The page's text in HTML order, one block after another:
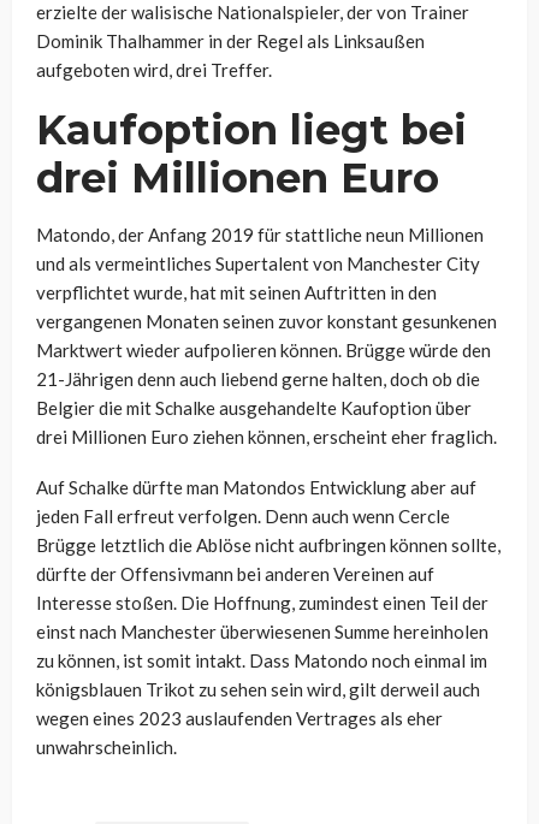
erzielte der walisische Nationalspieler, der von Trainer
Dominik Thalhammer in der Regel als Linksaußen
aufgeboten wird, drei Treffer.
Kaufoption liegt bei
drei Millionen Euro
Matondo, der Anfang 2019 für stattliche neun Millionen
und als vermeintliches Supertalent von Manchester City
verpflichtet wurde, hat mit seinen Auftritten in den
vergangenen Monaten seinen zuvor konstant gesunkenen
Marktwert wieder aufpolieren können. Brügge würde den
21-Jährigen denn auch liebend gerne halten, doch ob die
Belgier die mit Schalke ausgehandelte Kaufoption über
drei Millionen Euro ziehen können, erscheint eher fraglich.
Auf Schalke dürfte man Matondos Entwicklung aber auf
jeden Fall erfreut verfolgen. Denn auch wenn Cercle
Brügge letztlich die Ablöse nicht aufbringen können sollte,
dürfte der Offensivmann bei anderen Vereinen auf
Interesse stoßen. Die Hoffnung, zumindest einen Teil der
einst nach Manchester überwiesenen Summe hereinholen
zu können, ist somit intakt. Dass Matondo noch einmal im
königsblauen Trikot zu sehen sein wird, gilt derweil auch
wegen eines 2023 auslaufenden Vertrages als eher
unwahrscheinlich.